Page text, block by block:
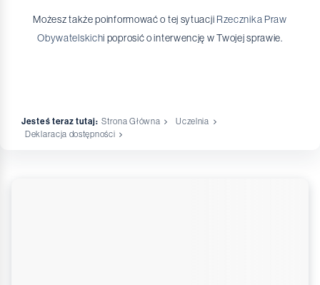
Możesz także poinformować o tej sytuacji Rzecznika Praw
Obywatelskichi poprosić o interwencję w Twojej sprawie.
Jesteś teraz tutaj: Strona Główna
Uczelnia
Deklaracja dostępności